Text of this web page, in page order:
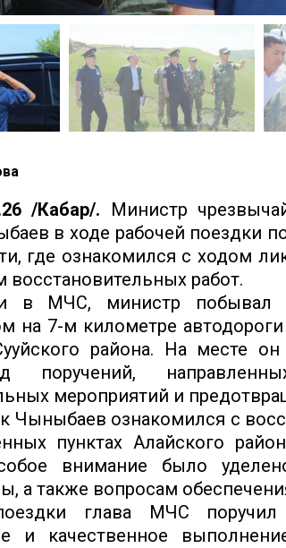
/Кабар/. Министр
в ходе рабочей поездки
где ознакомился с ходом
восстановительных работ.
в МЧС, министр побывал
на 7-м километре
района. На месте
поручений,
мероприятий и
Чыныбаев ознакомился с
пунктах Алайского
внимание было
а также вопросам
глава МЧС поручил
и качественное